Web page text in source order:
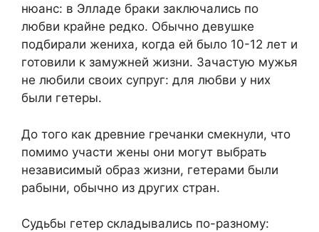
нюанс: в Элладе браки заключались по
любви крайне редко. Обычно девушке
подбирали жениха, когда ей было 10-12 лет и
готовили к замужней жизни. Зачастую мужья
не любили своих супруг: для любви у них
были гетеры.
До того как древние гречанки смекнули, что
помимо участи жены они могут выбрать
независимый образ жизни, гетерами были
рабыни, обычно из других стран.
Судьбы гетер складывались по-разному: